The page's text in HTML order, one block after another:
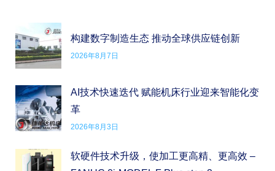
构建数字制造生态 推动全球供应链创新
2026年8月7日
AI技术快速迭代 赋能机床行业迎来智能化变
革
2026年8月3日
软硬件技术升级，使加工更高精、更高效 –